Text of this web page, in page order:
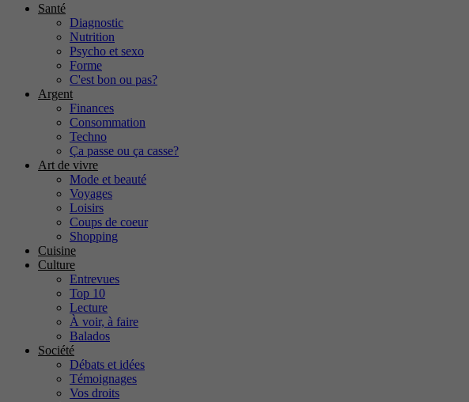
Santé
Diagnostic
Nutrition
Psycho et sexo
Forme
C'est bon ou pas?
Argent
Finances
Consommation
Techno
Ça passe ou ça casse?
Art de vivre
Mode et beauté
Voyages
Loisirs
Coups de coeur
Shopping
Cuisine
Culture
Entrevues
Top 10
Lecture
À voir, à faire
Balados
Société
Débats et idées
Témoignages
Vos droits